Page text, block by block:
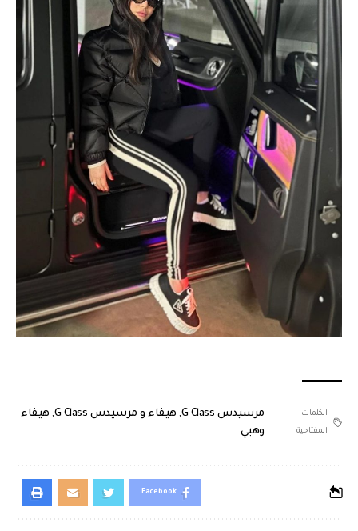
الكلمات
المفتاحية:
مرسيدس G Class , هيفاء و مرسيدس G Class , هيفاء
وهبي
Facebook